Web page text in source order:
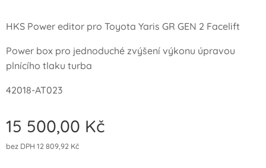
HKS Power editor pro Toyota Yaris GR GEN 2 Facelift
Power box pro jednoduché zvýšení výkonu úpravou
plnícího tlaku turba
42018-AT023
15 500,00 Kč
bez DPH 12 809,92 Kč